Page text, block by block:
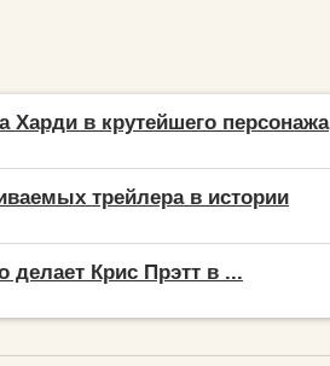
в крутейшего персонажа
трейлера в истории
делает Крис Прэтт в ...